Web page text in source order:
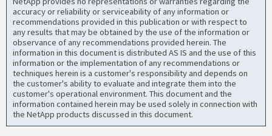
accuracy or reliability or serviceability of any information or
recommendations provided in this publication or with respect to
any results that may be obtained by the use of the information or
observance of any recommendations provided herein. The
information in this document is distributed AS IS and the use of this
information or the implementation of any recommendations or
techniques herein is a customer's responsibility and depends on
the customer's ability to evaluate and integrate them into the
customer's operational environment. This document and the
information contained herein may be used solely in connection with
the NetApp products discussed in this document.